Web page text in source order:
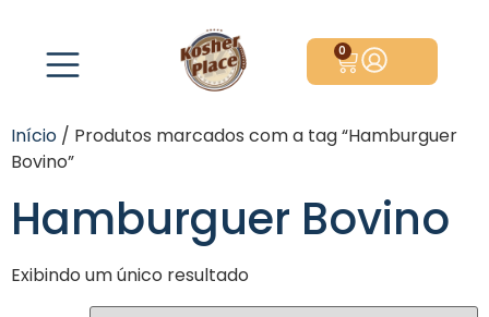
0
Início / Produtos marcados com a tag “Hamburguer
Bovino”
Hamburguer Bovino
Exibindo um único resultado